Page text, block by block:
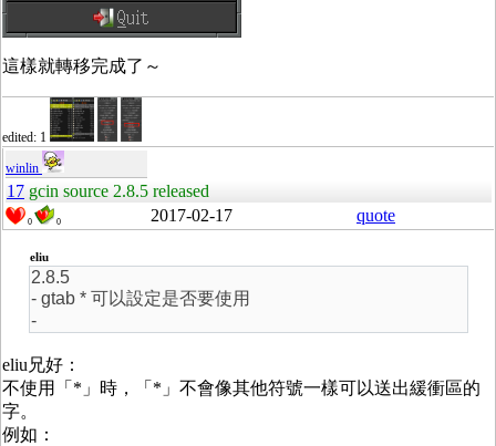
這樣就轉移完成了～
edited: 1
winlin
17 gcin source 2.8.5 released
0 0 2017-02-17 quote
eliu
2.8.5
- gtab * 可以設定是否要使用
-
eliu兄好：
不使用「*」時，「*」不會像其他符號一樣可以送出緩衝區的
字。
例如：